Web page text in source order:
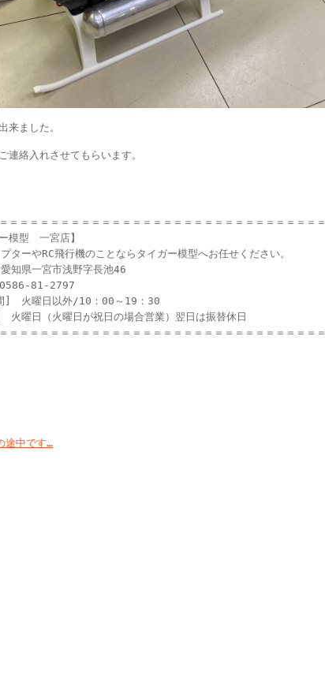
来ました。
連絡入れさせてもらいます。
＝＝＝＝＝＝＝＝＝＝＝＝＝＝＝＝＝＝＝＝＝＝＝＝＝＝＝＝＝＝＝
ー模型 一宮店】
ターやRC飛行機のことならタイガー模型へお任せください。
知県一宮市浅野字長池46
81-2797
] 火曜日以外/10：00～19：30
火曜日（火曜日が祝日の場合営業）翌日は振替休日
＝＝＝＝＝＝＝＝＝＝＝＝＝＝＝＝＝＝＝＝＝＝＝＝＝＝＝＝＝＝＝
途中です…